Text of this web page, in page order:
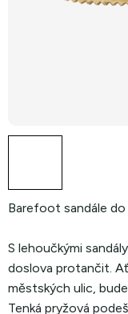
Barefoot sandále
S lehoučkými
doslova protančit.
městských ulic,
Tenká pryžová